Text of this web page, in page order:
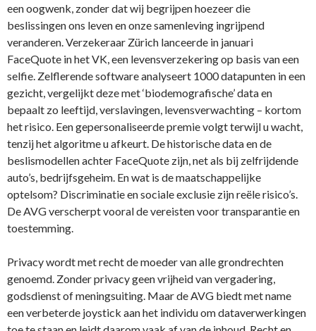
een oogwenk, zonder dat wij begrijpen hoezeer die
beslissingen ons leven en onze samenleving ingrijpend
veranderen. Verzekeraar Zürich lanceerde in januari
FaceQuote in het VK, een levensverzekering op basis van een
selfie. Zelflerende software analyseert 1000 datapunten in een
gezicht, vergelijkt deze met ‘biodemografische’ data en
bepaalt zo leeftijd, verslavingen, levensverwachting – kortom
het risico. Een gepersonaliseerde premie volgt terwijl u wacht,
tenzij het algoritme u afkeurt. De historische data en de
beslismodellen achter FaceQuote zijn, net als bij zelfrijdende
auto’s, bedrijfsgeheim. En wat is de maatschappelijke
optelsom? Discriminatie en sociale exclusie zijn reële risico’s.
De AVG verscherpt vooral de vereisten voor transparantie en
toestemming.
Privacy wordt met recht de moeder van alle grondrechten
genoemd. Zonder privacy geen vrijheid van vergadering,
godsdienst of meningsuiting. Maar de AVG biedt met name
een verbeterde joystick aan het individu om dataverwerkingen